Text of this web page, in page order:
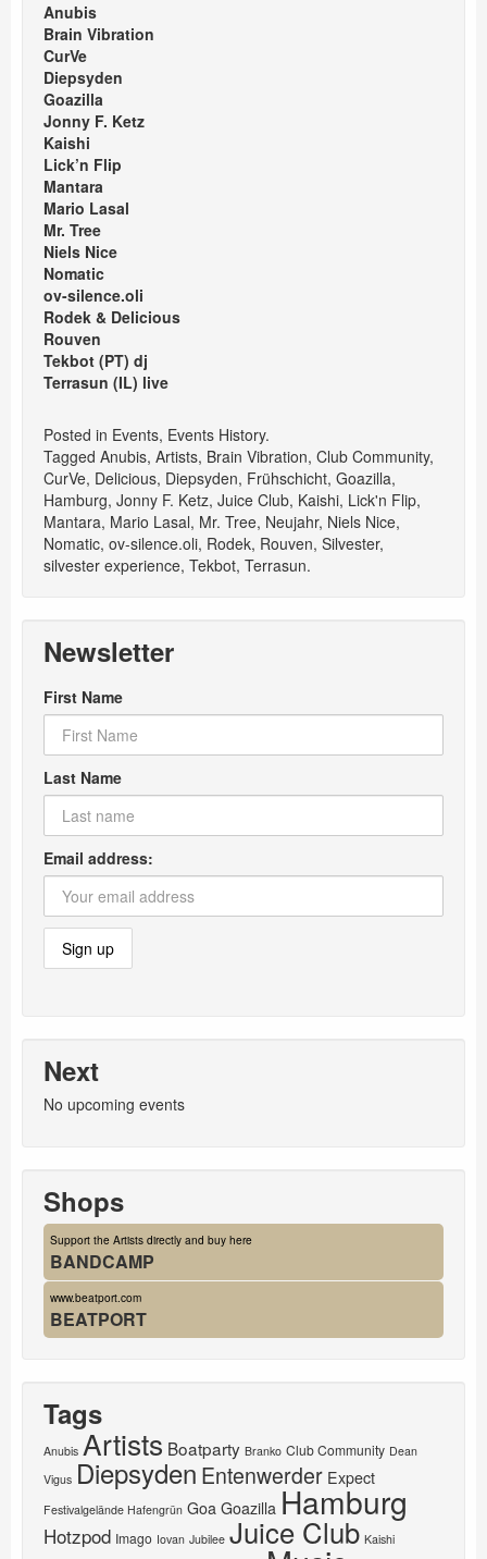
Anubis
Brain Vibration
CurVe
Diepsyden
Goazilla
Jonny F. Ketz
Kaishi
Lick’n Flip
Mantara
Mario Lasal
Mr. Tree
Niels Nice
Nomatic
ov-silence.oli
Rodek & Delicious
Rouven
Tekbot (PT) dj
Terrasun (IL) live
Posted in Events, Events History.
Tagged Anubis, Artists, Brain Vibration, Club Community,
CurVe, Delicious, Diepsyden, Frühschicht, Goazilla,
Hamburg, Jonny F. Ketz, Juice Club, Kaishi, Lick'n Flip,
Mantara, Mario Lasal, Mr. Tree, Neujahr, Niels Nice,
Nomatic, ov-silence.oli, Rodek, Rouven, Silvester,
silvester experience, Tekbot, Terrasun.
Newsletter
First Name
Last Name
Email address:
Next
No upcoming events
Shops
Support the Artists directly and buy here
BANDCAMP
www.beatport.com
BEATPORT
Tags
Anubis Artists Boatparty Branko Club Community Dean
Vigus Diepsyden Entenwerder Expect
Festivalgelände Hafengrün Goa Goazilla Hamburg
Hotzpod Imago Iovan Jubilee Juice Club Kaishi